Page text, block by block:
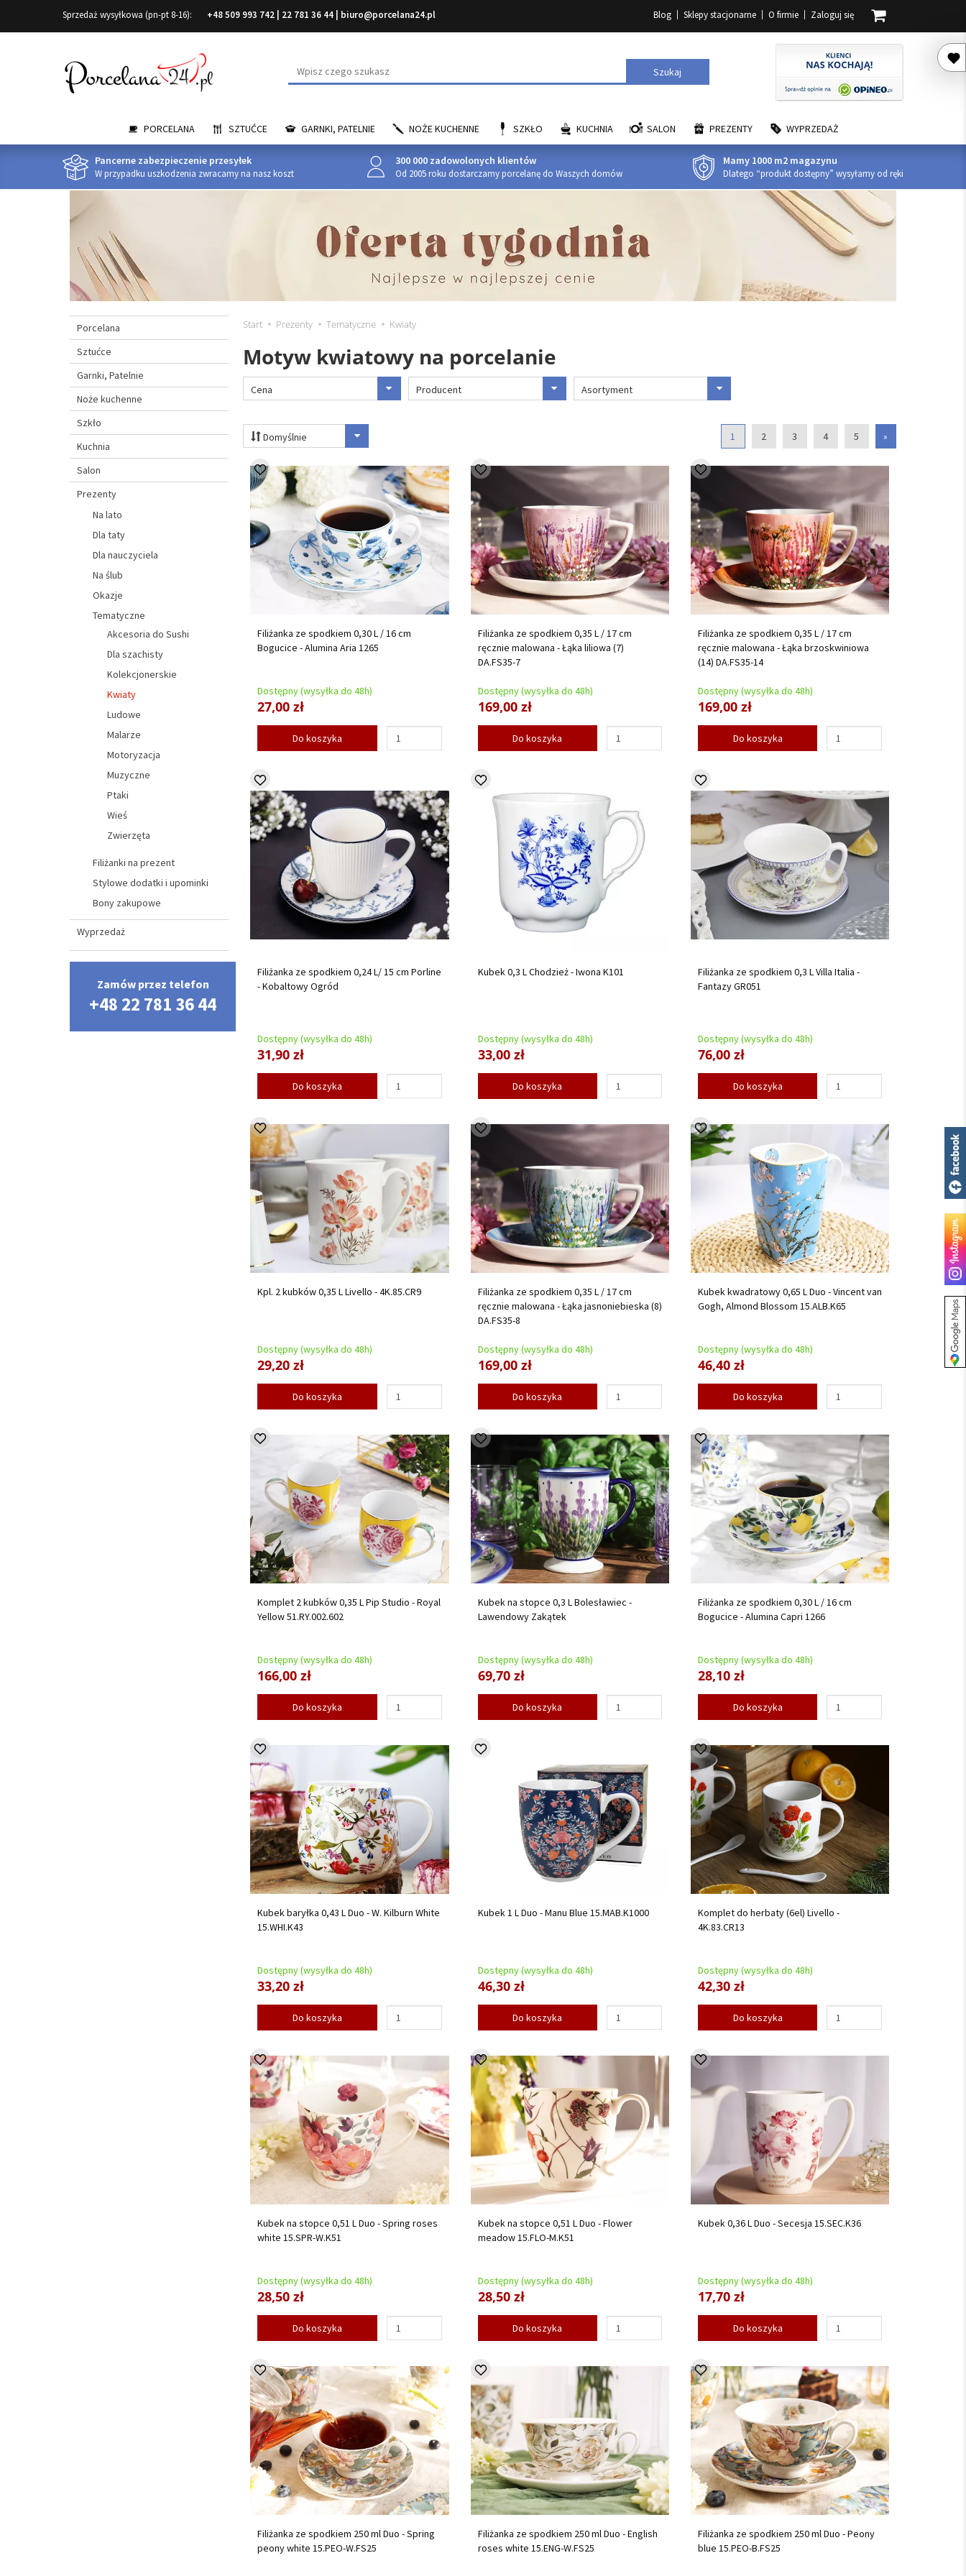
Sprzedaż wysyłkowa (pn-pt 8-16): +48 509 993 742 22 781 36 44 biuro@porcelana24.pl Blog Sklepy stacjonarne O firmie Zaloguj się
Wyszukaj Szukaj
PORCELANA SZTUĆCE GARNKI, PATELNIE NOŻE KUCHENNE SZKŁO KUCHNIA SALON PREZENTY WYPRZEDAŻ
Pancerne zabezpieczenie przesyłek
W przypadku uszkodzenia zwracamy na nasz koszt
300 000 zadowolonych klientów
Od 2005 roku dostarczamy porcelanę do Waszych domów
Mamy 1000 m2 magazynu
Dlatego “produkt dostępny” wysyłamy od ręki
Start Prezenty Tematyczne Kwiaty
Motyw kwiatowy na porcelanie
Cena Producent Asortyment
Domyślnie 1 2 3 4 5 »
Filiżanka ze spodkiem 0,30 L / 16 cm
Bogucice - Alumina Aria 1265
Dostępny (wysyłka do 48h)
27,00 zł
Do koszyka
Filiżanka ze spodkiem 0,35 L / 17 cm
ręcznie malowana - Łąka liliowa (7)
DA.FS35-7
Dostępny (wysyłka do 48h)
169,00 zł
Do koszyka
Filiżanka ze spodkiem 0,35 L / 17 cm
ręcznie malowana - Łąka brzoskwiniowa
(14) DA.FS35-14
Dostępny (wysyłka do 48h)
169,00 zł
Do koszyka
Filiżanka ze spodkiem 0,24 L/ 15 cm Porline
- Kobaltowy Ogród
Dostępny (wysyłka do 48h)
31,90 zł
Do koszyka
Kubek 0,3 L Chodzież - Iwona K101
Dostępny (wysyłka do 48h)
33,00 zł
Do koszyka
Filiżanka ze spodkiem 0,3 L Villa Italia -
Fantazy GR051
Dostępny (wysyłka do 48h)
76,00 zł
Do koszyka
Kpl. 2 kubków 0,35 L Livello - 4K.85.CR9
Dostępny (wysyłka do 48h)
29,20 zł
Do koszyka
Filiżanka ze spodkiem 0,35 L / 17 cm
ręcznie malowana - Łąka jasnoniebieska (8)
DA.FS35-8
Dostępny (wysyłka do 48h)
169,00 zł
Do koszyka
Kubek kwadratowy 0,65 L Duo - Vincent van
Gogh, Almond Blossom 15.ALB.K65
Dostępny (wysyłka do 48h)
46,40 zł
Do koszyka
Komplet 2 kubków 0,35 L Pip Studio - Royal
Yellow 51.RY.002.602
Dostępny (wysyłka do 48h)
166,00 zł
Do koszyka
Kubek na stopce 0,3 L Bolesławiec -
Lawendowy Zakątek
Dostępny (wysyłka do 48h)
69,70 zł
Do koszyka
Filiżanka ze spodkiem 0,30 L / 16 cm
Bogucice - Alumina Capri 1266
Dostępny (wysyłka do 48h)
28,10 zł
Do koszyka
Kubek baryłka 0,43 L Duo - W. Kilburn White
15.WHI.K43
Dostępny (wysyłka do 48h)
33,20 zł
Do koszyka
Kubek 1 L Duo - Manu Blue 15.MAB.K1000
Dostępny (wysyłka do 48h)
46,30 zł
Do koszyka
Komplet do herbaty (6el) Livello -
4K.83.CR13
Dostępny (wysyłka do 48h)
42,30 zł
Do koszyka
Kubek na stopce 0,51 L Duo - Spring roses
white 15.SPR-W.K51
Dostępny (wysyłka do 48h)
28,50 zł
Do koszyka
Kubek na stopce 0,51 L Duo - Flower
meadow 15.FLO-M.K51
Dostępny (wysyłka do 48h)
28,50 zł
Do koszyka
Kubek 0,36 L Duo - Secesja 15.SEC.K36
Dostępny (wysyłka do 48h)
17,70 zł
Do koszyka
Filiżanka ze spodkiem 250 ml Duo - Spring
peony white 15.PEO-W.FS25
Filiżanka ze spodkiem 250 ml Duo - English
roses white 15.ENG-W.FS25
Filiżanka ze spodkiem 250 ml Duo - Peony
blue 15.PEO-B.FS25
Porcelana
Sztućce
Garnki, Patelnie
Noże kuchenne
Szkło
Kuchnia
Salon
Prezenty
Na lato
Dla taty
Dla nauczyciela
Na ślub
Okazje
Tematyczne
Akcesoria do Sushi
Dla szachisty
Kolekcjonerskie
Kwiaty
Ludowe
Malarze
Motoryzacja
Muzyczne
Ptaki
Wieś
Zwierzęta
Filiżanki na prezent
Stylowe dodatki i upominki
Bony zakupowe
Wyprzedaż
Zamów przez telefon
+48 22 781 36 44